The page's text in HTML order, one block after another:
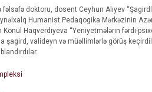
doktoru, dosent Ceyhun Alıyev
Humanist Pedaqogika Mərkəzinin
Haqverdiyeva “Yeniyetmələrin fərdi-
şagird, valideyn və müəllimlərlə görüş